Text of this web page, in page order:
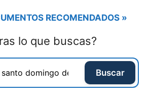
RECOMENDADOS »
lo que buscas?
Buscar